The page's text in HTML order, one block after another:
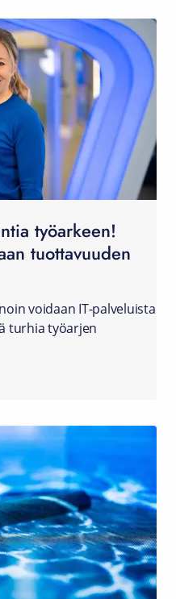
työarkeen!
tuottavuuden
voidaan IT-palveluista
turhia työarjen